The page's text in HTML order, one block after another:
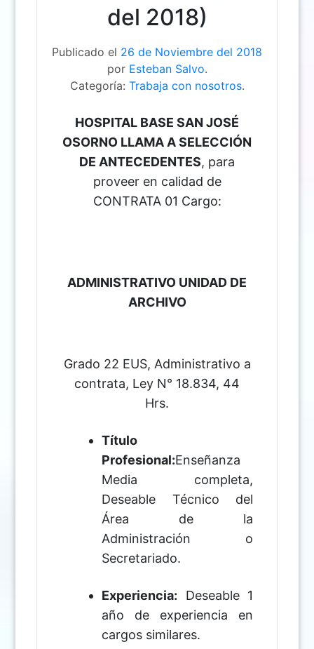
del 2018)
Publicado el 26 de Noviembre del 2018
por Esteban Salvo.
Categoría: Trabaja con nosotros.
HOSPITAL BASE SAN JOSÉ
OSORNO LLAMA A SELECCIÓN
DE ANTECEDENTES, para
proveer en calidad de
CONTRATA 01 Cargo:
ADMINISTRATIVO UNIDAD DE
ARCHIVO
Grado 22 EUS, Administrativo a
contrata, Ley N° 18.834, 44
Hrs.
Título
Profesional:Enseñanza
Media completa,
Deseable Técnico del
Área de la
Administración o
Secretariado.
Experiencia: Deseable 1
año de experiencia en
cargos similares.